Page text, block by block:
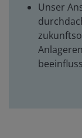
Unser